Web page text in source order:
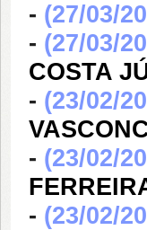
- (27/03/
- (27/03/
COSTA
- (23/02/
- (23/02/
- (23/02/